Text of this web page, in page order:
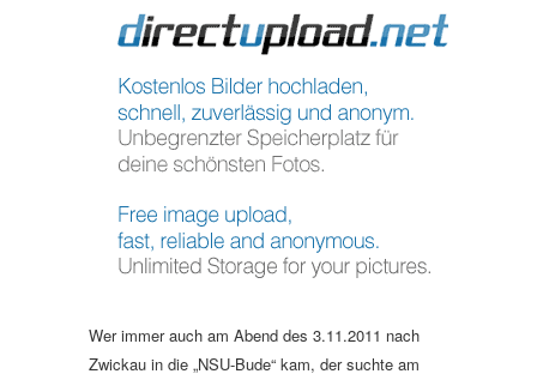
Wer immer auch am Abend des 3.11.2011 nach
Zwickau in die „NSU-Bude“ kam, der suchte am